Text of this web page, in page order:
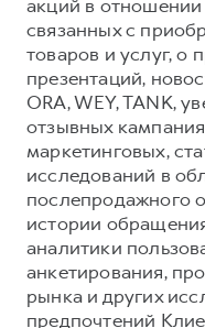
акций в отношении
связанных с
товаров и услуг, о
презентаций,
ORA, WEY, TANK,
отзывных
маркетинговых,
исследований в
послепродажного
истории
аналитики
анкетирования,
рынка и других
предпочтений